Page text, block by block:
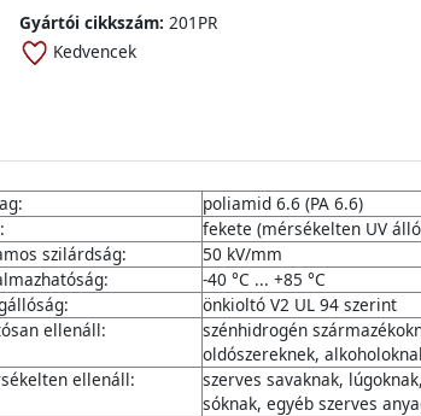
Gyártói cikkszám: 201PR
Kedvencek
poliamid 6.6 (PA 6.6)
fekete (mérsékelten UV
szilárdság:
50 kV/mm
-40 °C ... +85 °C
önkioltó V2 UL 94 szerint
ellenáll:
szénhidrogén
oldószereknek,
ellenáll:
szerves savaknak,
sóknak, egyéb szerves